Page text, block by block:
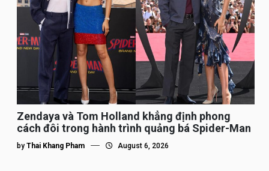
Zendaya và Tom Holland khẳng định phong
cách đôi trong hành trình quảng bá Spider-Man
by Thai Khang Pham August 6, 2026